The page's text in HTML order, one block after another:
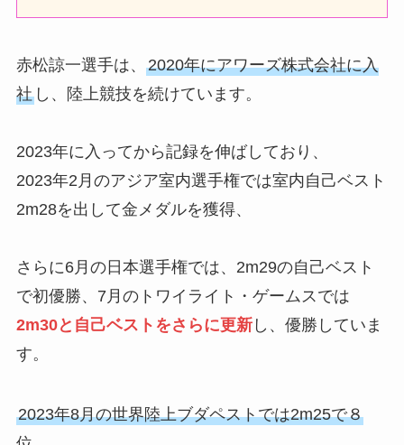
赤松諒一選手は、 2020年にアワーズ株式会社に入
社し、陸上競技を続けています。
2023年に入ってから記録を伸ばしており、
2023年2月のアジア室内選手権では室内自己ベスト
2m28を出して金メダルを獲得、
さらに6月の日本選手権では、2m29の自己ベスト
で初優勝、7月のトワイライト・ゲームスでは
2m30と自己ベストをさらに更新し、優勝していま
す。
2023年8月の世界陸上ブダペストでは2m25で８